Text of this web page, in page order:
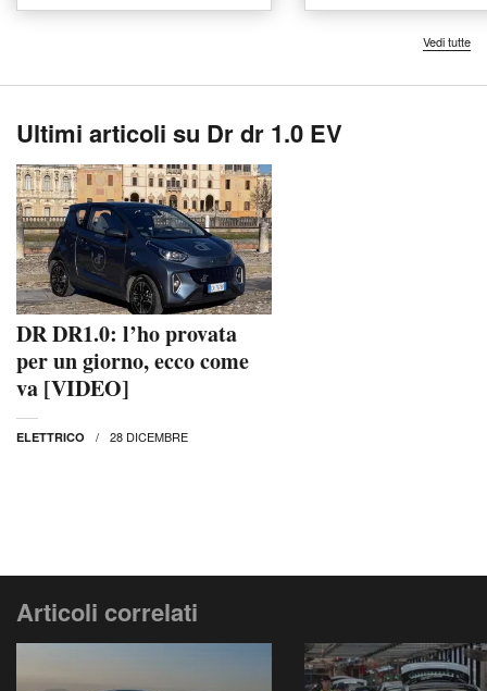
Vedi tutte
Ultimi articoli su Dr dr 1.0 EV
DR DR1.0: l’ho provata
per un giorno, ecco come
va [VIDEO]
ELETTRICO 28 DICEMBRE
Articoli correlati